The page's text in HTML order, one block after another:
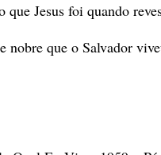
Jesus foi quando
nobre que o Salvador